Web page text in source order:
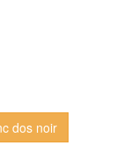
dos noir